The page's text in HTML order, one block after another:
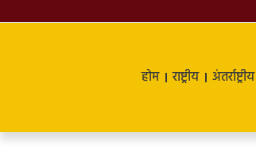
होम राष्ट्रीय अंतर्राष्ट्रीय